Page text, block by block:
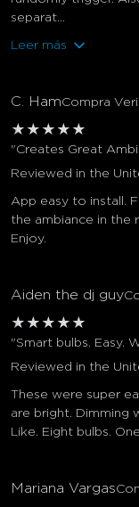
separat...
Leer más
C. HamCompra
★ ★ ★ ★ ★
"Creates Great
Reviewed in the
App easy to install.
the ambiance in the
Enjoy.
Aiden the dj guy
★ ★ ★ ★ ★
"Smart bulbs. Easy.
Reviewed in the
These were super
are bright. Dimming
Like. Eight bulbs.
Mariana Vargas